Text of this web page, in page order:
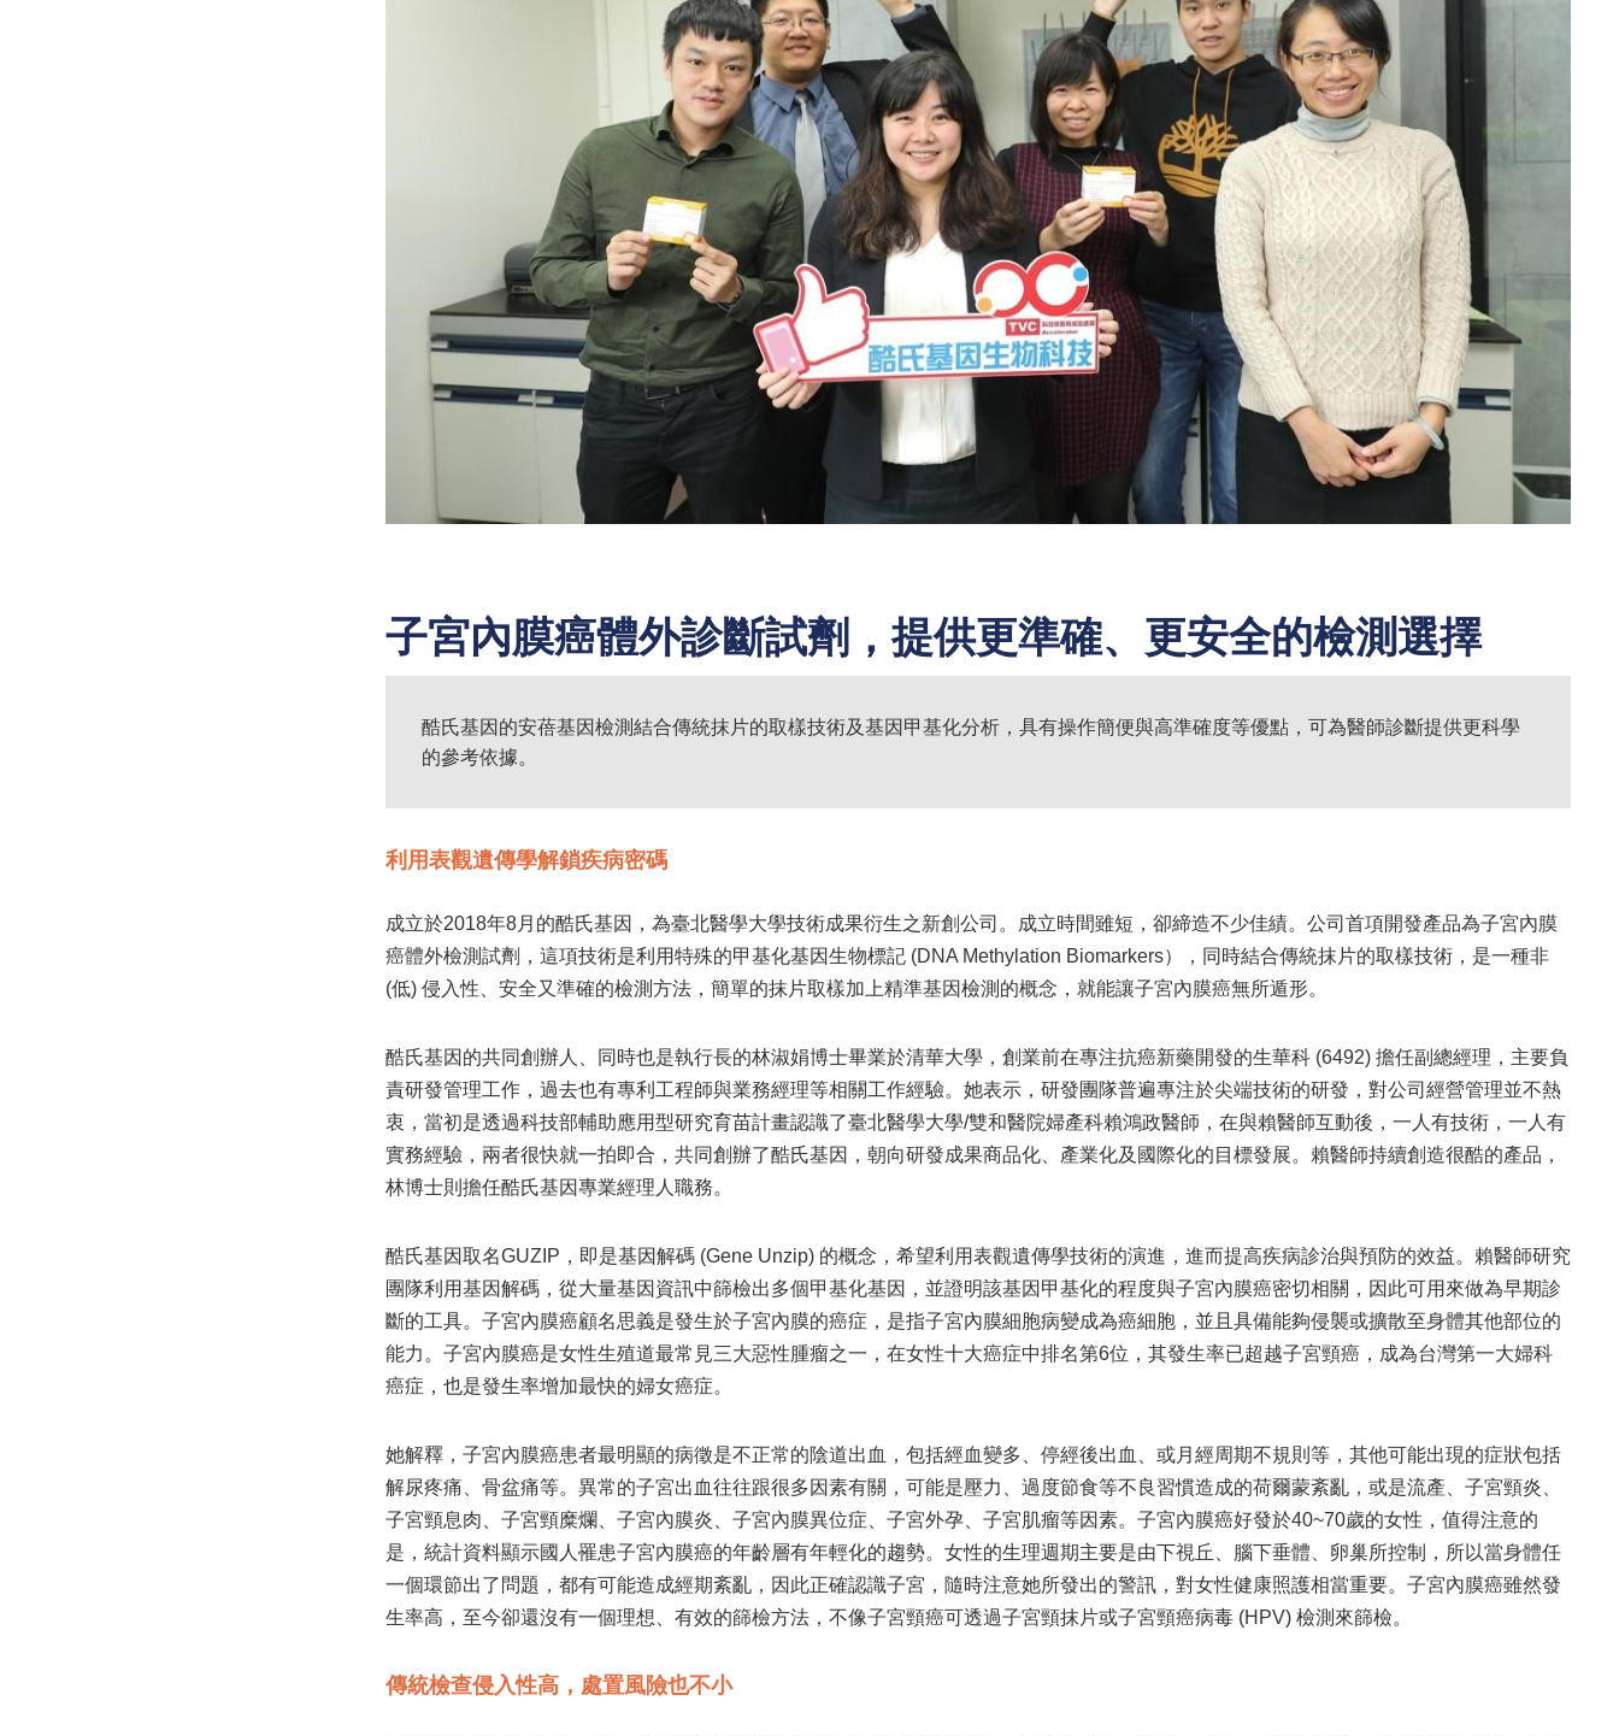
子宮內膜癌體外診斷試劑，提供更準確、更安全的檢測選擇
酷氏基因的安蓓基因檢測結合傳統抹片的取樣技術及基因甲基化分析，具有操作簡便與高準確度等優點，可為醫師診斷提供更科學
的參考依據。
利用表觀遺傳學解鎖疾病密碼
成立於2018年8月的酷氏基因，為臺北醫學大學技術成果衍生之新創公司。成立時間雖短，卻締造不少佳績。公司首項開發產品為子宮內膜
癌體外檢測試劑，這項技術是利用特殊的甲基化基因生物標記 (DNA Methylation Biomarkers），同時結合傳統抹片的取樣技術，是一種非
(低) 侵入性、安全又準確的檢測方法，簡單的抹片取樣加上精準基因檢測的概念，就能讓子宮內膜癌無所遁形。
酷氏基因的共同創辦人、同時也是執行長的林淑娟博士畢業於清華大學，創業前在專注抗癌新藥開發的生華科 (6492) 擔任副總經理，主要負
責研發管理工作，過去也有專利工程師與業務經理等相關工作經驗。她表示，研發團隊普遍專注於尖端技術的研發，對公司經營管理並不熱
衷，當初是透過科技部輔助應用型研究育苗計畫認識了臺北醫學大學/雙和醫院婦產科賴鴻政醫師，在與賴醫師互動後，一人有技術，一人有
實務經驗，兩者很快就一拍即合，共同創辦了酷氏基因，朝向研發成果商品化、產業化及國際化的目標發展。賴醫師持續創造很酷的產品，
林博士則擔任酷氏基因專業經理人職務。
酷氏基因取名GUZIP，即是基因解碼 (Gene Unzip) 的概念，希望利用表觀遺傳學技術的演進，進而提高疾病診治與預防的效益。賴醫師研究
團隊利用基因解碼，從大量基因資訊中篩檢出多個甲基化基因，並證明該基因甲基化的程度與子宮內膜癌密切相關，因此可用來做為早期診
斷的工具。子宮內膜癌顧名思義是發生於子宮內膜的癌症，是指子宮內膜細胞病變成為癌細胞，並且具備能夠侵襲或擴散至身體其他部位的
能力。子宮內膜癌是女性生殖道最常見三大惡性腫瘤之一，在女性十大癌症中排名第6位，其發生率已超越子宮頸癌，成為台灣第一大婦科
癌症，也是發生率增加最快的婦女癌症。
她解釋，子宮內膜癌患者最明顯的病徵是不正常的陰道出血，包括經血變多、停經後出血、或月經周期不規則等，其他可能出現的症狀包括
解尿疼痛、骨盆痛等。異常的子宮出血往往跟很多因素有關，可能是壓力、過度節食等不良習慣造成的荷爾蒙紊亂，或是流產、子宮頸炎、
子宮頸息肉、子宮頸糜爛、子宮內膜炎、子宮內膜異位症、子宮外孕、子宮肌瘤等因素。子宮內膜癌好發於40~70歲的女性，值得注意的
是，統計資料顯示國人罹患子宮內膜癌的年齡層有年輕化的趨勢。女性的生理週期主要是由下視丘、腦下垂體、卵巢所控制，所以當身體任
一個環節出了問題，都有可能造成經期紊亂，因此正確認識子宮，隨時注意她所發出的警訊，對女性健康照護相當重要。子宮內膜癌雖然發
生率高，至今卻還沒有一個理想、有效的篩檢方法，不像子宮頸癌可透過子宮頸抹片或子宮頸癌病毒 (HPV) 檢測來篩檢。
傳統檢查侵入性高，處置風險也不小